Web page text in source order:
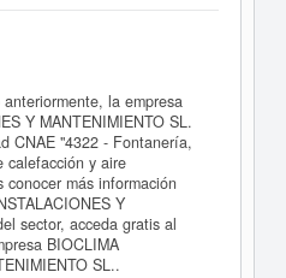
la empresa
Y MANTENIMIENTO SL.
CNAE "4322 - Fontanería,
calefacción y aire
más información
Y
sector, acceda gratis al
BIOCLIMA
SL..